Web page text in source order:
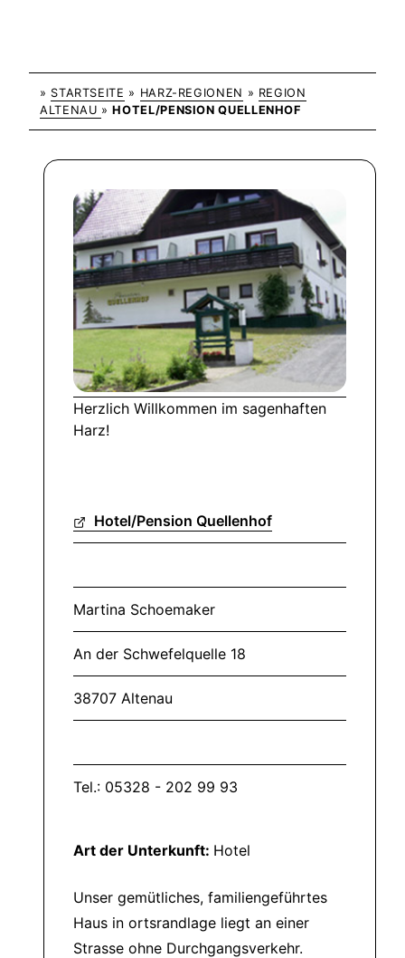
» STARTSEITE » HARZ-REGIONEN » REGION
ALTENAU »HOTEL/PENSION QUELLENHOF
Herzlich Willkommen im sagenhaften
Harz!
Hotel/Pension Quellenhof
Martina Schoemaker
An der Schwefelquelle 18
38707 Altenau
Tel.: 05328 - 202 99 93
Art der Unterkunft: Hotel
Unser gemütliches, familiengeführtes
Haus in ortsrandlage liegt an einer
Strasse ohne Durchgangsverkehr.